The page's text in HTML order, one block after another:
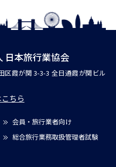
日本旅行業協会
区霞が関 3-3-3 全日通霞が関ビル
ちら
会員・旅行業者向け
総合旅行業務取扱管理者試験